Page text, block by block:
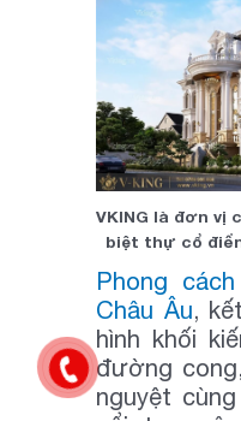
VKING là đơn vị
biệt thự cổ
Phong
Châu Âu,
hình khối
đường
nguyệt